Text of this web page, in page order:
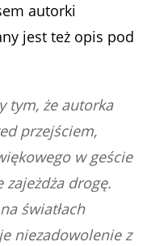
autorki
jest też opis pod
tym, że autorka
przejściem,
w geście
drogę.
światłach
niezadowolenie z